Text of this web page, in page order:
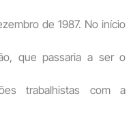
de 1987. No início
que passaria a ser o
trabalhistas com a